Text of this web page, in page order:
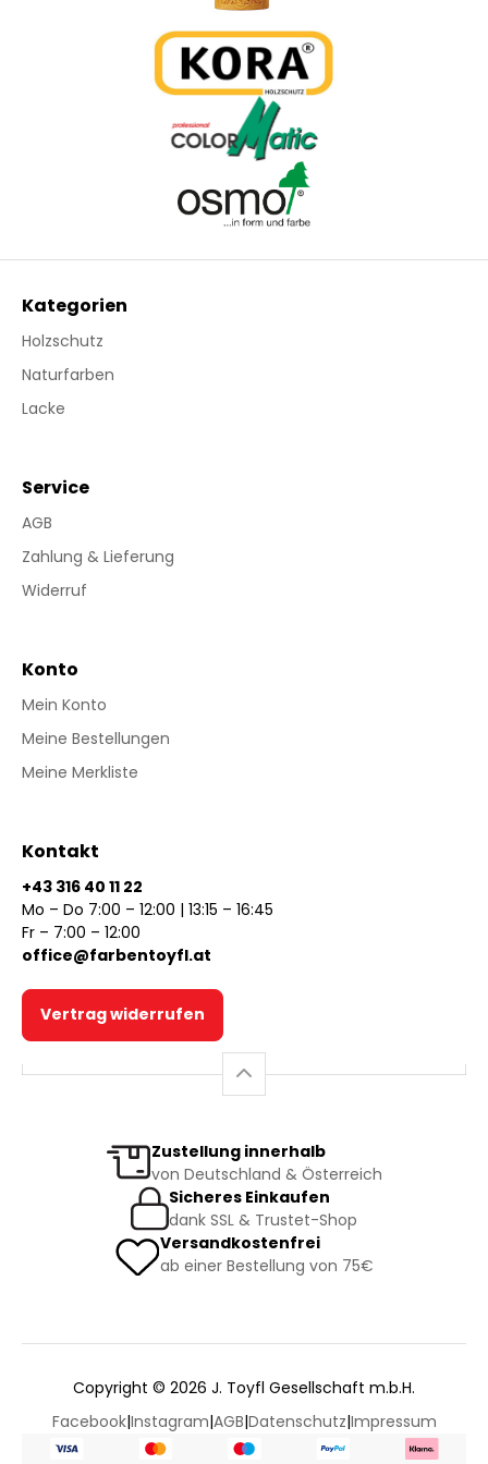
Kategorien
Holzschutz
Naturfarben
Lacke
Service
AGB
Zahlung & Lieferung
Widerruf
Konto
Mein Konto
Meine Bestellungen
Meine Merkliste
Kontakt
+43 316 40 11 22
Mo – Do 7:00 – 12:00 | 13:15 – 16:45
Fr – 7:00 – 12:00
office@farbentoyfl.at
Vertrag widerrufen
Zustellung innerhalb
von Deutschland & Österreich
Sicheres Einkaufen
dank SSL & Trustet-Shop
Versandkostenfrei
ab einer Bestellung von 75€
Copyright © 2026 J. Toyfl Gesellschaft m.b.H.
Facebook|Instagram|AGB|Datenschutz|Impressum